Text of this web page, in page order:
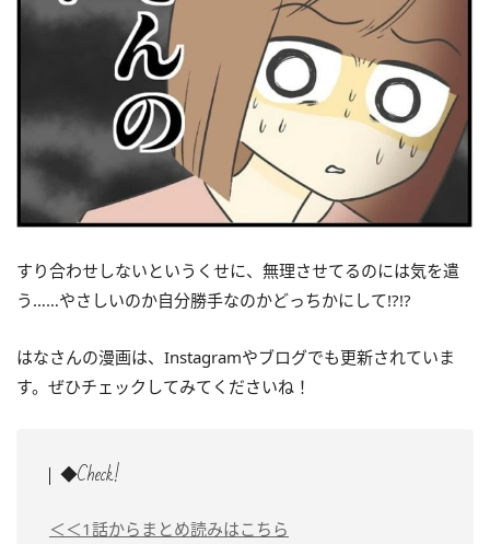
すり合わせしないというくせに、無理させてるのには気を遣
う……やさしいのか自分勝手なのかどっちかにして!?!?
はなさんの漫画は、Instagramやブログでも更新されていま
す。ぜひチェックしてみてくださいね！
◆Check!
＜＜1話からまとめ読みはこちら